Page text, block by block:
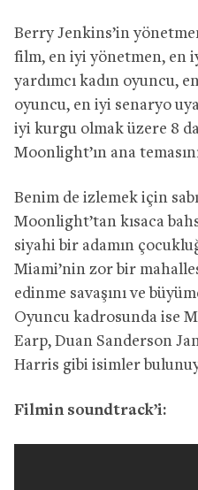
Berry Jenkins’in
film, en iyi yönetmen, en
yardımcı kadın oyuncu,
oyuncu, en iyi senaryo
iyi kurgu olmak üzere 8
Moonlight’ın ana
Benim de izlemek için
Moonlight’tan kısaca
siyahi bir adamın
Miami’nin zor bir
edinme savaşını ve
Oyuncu kadrosunda ise
Earp, Duan Sanderson
Harris gibi isimler
Filmin soundtrack’i: